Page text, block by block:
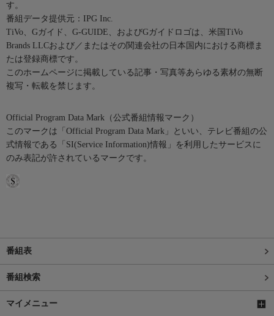
す。
番組データ提供元：IPG Inc.
TiVo、Gガイド、G-GUIDE、およびGガイドロゴは、米国TiVo
Brands LLCおよび／またはその関連会社の日本国内における商標ま
たは登録商標です。
このホームページに掲載している記事・写真等あらゆる素材の無断
複写・転載を禁じます。
Official Program Data Mark（公式番組情報マーク）
このマークは「Official Program Data Mark」といい、テレビ番組の公
式情報である「SI(Service Information)情報」を利用したサービスに
のみ表記が許されているマークです。
番組表
番組検索
マイメニュー